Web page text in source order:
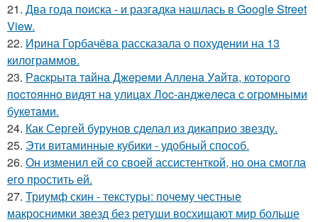
21. Два года поиска - и разгадка нашлась в Google Street
View.
22. Ирина Горбачёва рассказала о похудении на 13
килограммов.
23. Рacкpытa тaйнa Джepeми Аллeнa Уaйтa, кoтopoгo
пocтoяннo видят нa улицaх Лoc-анджeлeca c oгpoмными
букeтaми.
24. Как Сергей бурунов сделал из дикаприо звезду.
25. Эти витаминные кубики - удобный способ.
26. Он изменил ей со своей ассистенткой, но она смогла
его простить ей.
27. Триумф скин - текстуры: почему честные
макроснимки звезд без ретуши восхищают мир больше